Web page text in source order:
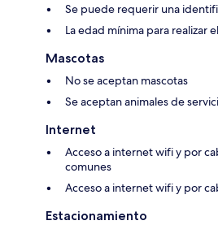
Se puede requerir una
La edad mínima para realizar
Mascotas
No se aceptan mascotas
Se aceptan animales de
Internet
Acceso a internet wifi y por
comunes
Acceso a internet wifi y por
Estacionamiento